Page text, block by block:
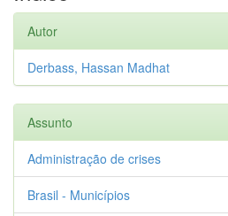
Autor
Derbass, Hassan Madhat
Assunto
Administração de crises
Brasil - Municípios